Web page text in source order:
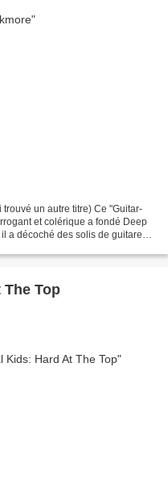
un autre titre) Ce "Guitar-
et colérique a fondé Deep
a décoché des solis de guitare
Top